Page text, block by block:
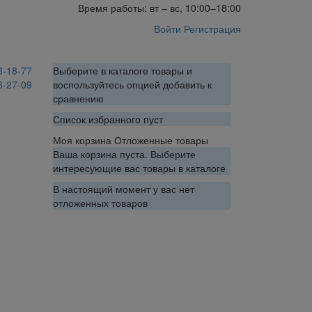
Время работы: вт – вс, 10:00–18:00
Войти Регистрация
18-77
27-09
Выберите в каталоге товары и
воспользуйтесь опцией добавить к
сравнению
Список избранного пуст
Моя корзина Отложенные товары
Ваша корзина пуста. Выберите
интересующие вас товары в каталоге
В настоящий момент у вас нет
отложенных товаров